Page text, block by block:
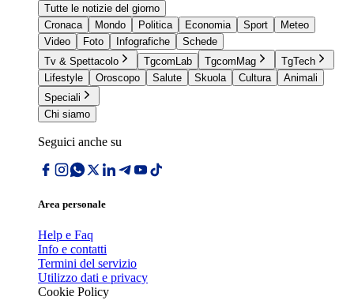
Tutte le notizie del giorno
Cronaca
Mondo Politica Economia Sport
Meteo
Video
Foto Infografiche
Schede
Tv & Spettacolo
TgcomLab TgcomMag
TgTech
Lifestyle
Oroscopo Salute Skuola Cultura
Animali
Speciali
Chi siamo
Seguici anche su
Area personale
Help e Faq
Info e contatti
Termini del servizio
Utilizzo dati e privacy
Cookie Policy